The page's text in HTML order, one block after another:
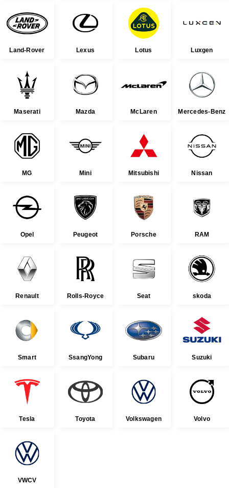
Land-Rover Lexus Lotus Luxgen
Maserati Mazda McLaren Mercedes-Benz
MG Mini Mitsubishi Nissan
Opel Peugeot Porsche RAM
Renault Rolls-Royce Seat skoda
Smart SsangYong Subaru Suzuki
Tesla Toyota Volkswagen Volvo
VWCV